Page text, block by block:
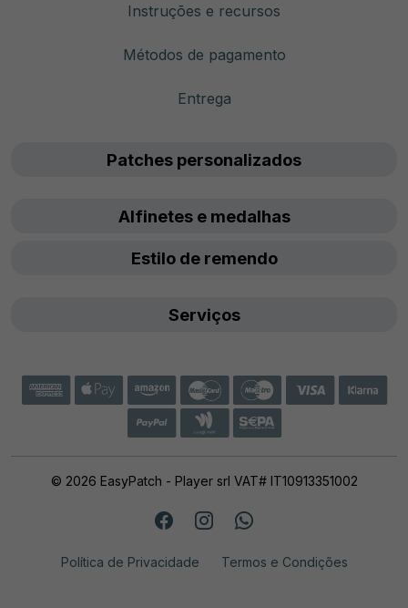
Instruções e recursos
Métodos de pagamento
Entrega
Patches personalizados
Alfinetes e medalhas
Estilo de remendo
Serviços
© 2026 EasyPatch - Player srl VAT# IT10913351002
Política de Privacidade Termos e Condições